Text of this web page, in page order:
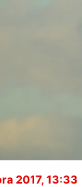
2017, 13:33